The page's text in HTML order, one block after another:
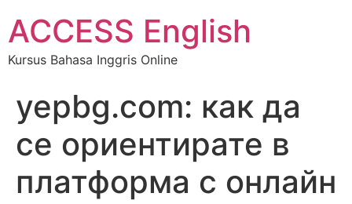
ACCESS English
Kursus Bahasa Inggris Online
yepbg.com: как да
се ориентирате в
платформа с онлайн